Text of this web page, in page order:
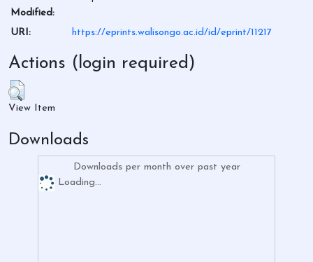
Modified:
URI: https://eprints.walisongo.ac.id/id/eprint/11217
Actions (login required)
View Item
Downloads
Downloads per month over past year
Loading...